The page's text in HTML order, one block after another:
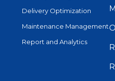
Delivery Optimization
Maintenance Management
Report and Analytics